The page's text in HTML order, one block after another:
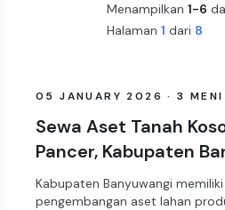
Menampilkan 1-6
Halaman 1 dari 8
ARTIKEL
05 JANUARY 2026 · 3
Sewa Aset Tanah
Pancer, Kabupaten
Kabupaten Banyuwangi
pengembangan aset lahan